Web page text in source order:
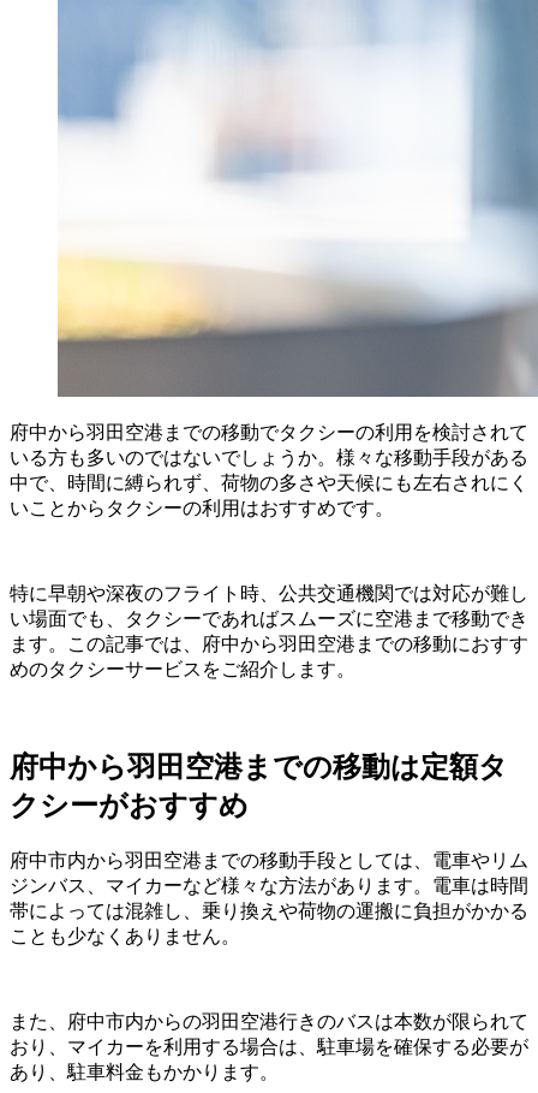
府中から羽田空港までの移動でタクシーの利用を検討されて
いる方も多いのではないでしょうか。様々な移動手段がある
中で、時間に縛られず、荷物の多さや天候にも左右されにく
いことからタクシーの利用はおすすめです。
特に早朝や深夜のフライト時、公共交通機関では対応が難し
い場面でも、タクシーであればスムーズに空港まで移動でき
ます。この記事では、府中から羽田空港までの移動におすす
めのタクシーサービスをご紹介します。
府中から羽田空港までの移動は定額タ
クシーがおすすめ
府中市内から羽田空港までの移動手段としては、電車やリム
ジンバス、マイカーなど様々な方法があります。電車は時間
帯によっては混雑し、乗り換えや荷物の運搬に負担がかかる
ことも少なくありません。
また、府中市内からの羽田空港行きのバスは本数が限られて
おり、マイカーを利用する場合は、駐車場を確保する必要が
あり、駐車料金もかかります。